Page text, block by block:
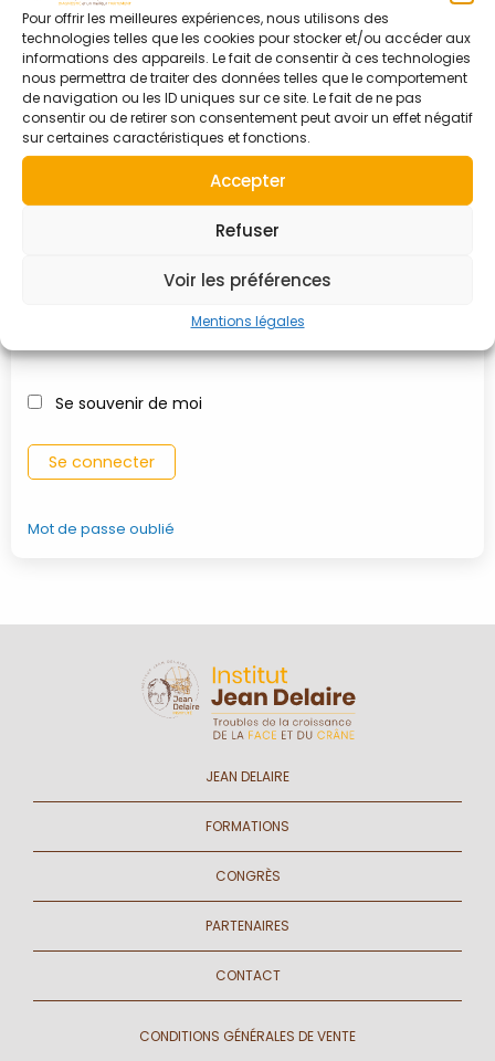
Pour offrir les meilleures expériences, nous utilisons des
technologies telles que les cookies pour stocker et/ou accéder aux
informations des appareils. Le fait de consentir à ces technologies
nous permettra de traiter des données telles que le comportement
de navigation ou les ID uniques sur ce site. Le fait de ne pas
consentir ou de retirer son consentement peut avoir un effet négatif
sur certaines caractéristiques et fonctions.
Accepter
Refuser
Voir les préférences
Mentions légales
Connexion
À MON COMPTE
Identifiant ou adresse e-mail
Se souvenir de moi
Mot de passe oublié
JEAN DELAIRE
FORMATIONS
CONGRÈS
PARTENAIRES
CONTACT
CONDITIONS GÉNÉRALES DE VENTE